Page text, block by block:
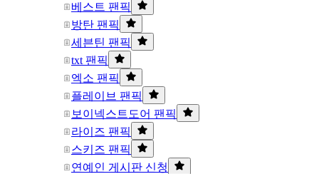
베스트 팬픽
방탄 팬픽
세븐틴 팬픽
txt 팬픽
엑소 팬픽
플레이브 팬픽
보이넥스트도어 팬픽
라이즈 팬픽
스키즈 팬픽
연예인 게시판 신청